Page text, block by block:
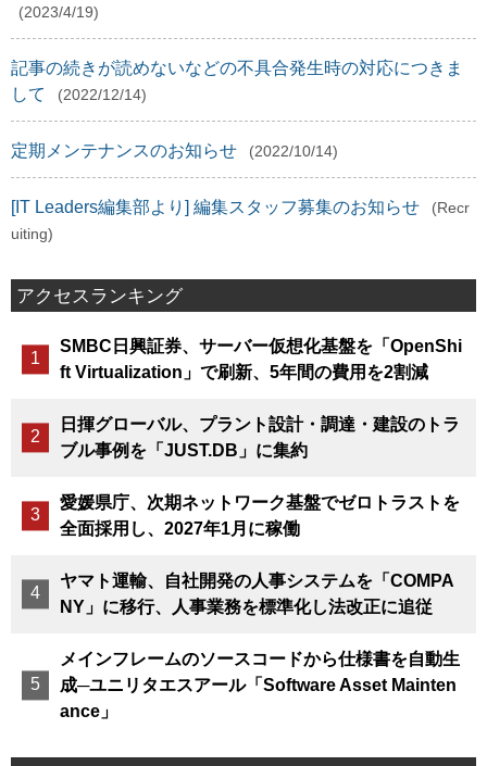
(2023/4/19)
記事の続きが読めないなどの不具合発生時の対応につきま
して
(2022/12/14)
定期メンテナンスのお知らせ (2022/10/14)
[IT Leaders編集部より] 編集スタッフ募集のお知らせ
(Recr
uiting)
アクセスランキング
SMBC日興証券、サーバー仮想化基盤を「OpenShi
ft Virtualization」で刷新、5年間の費用を2割減
日揮グローバル、プラント設計・調達・建設のトラ
ブル事例を「JUST.DB」に集約
愛媛県庁、次期ネットワーク基盤でゼロトラストを
全面採用し、2027年1月に稼働
ヤマト運輸、自社開発の人事システムを「COMPA
NY」に移行、人事業務を標準化し法改正に追従
メインフレームのソースコードから仕様書を自動生
成─ユニリタエスアール「Software Asset Mainten
ance」